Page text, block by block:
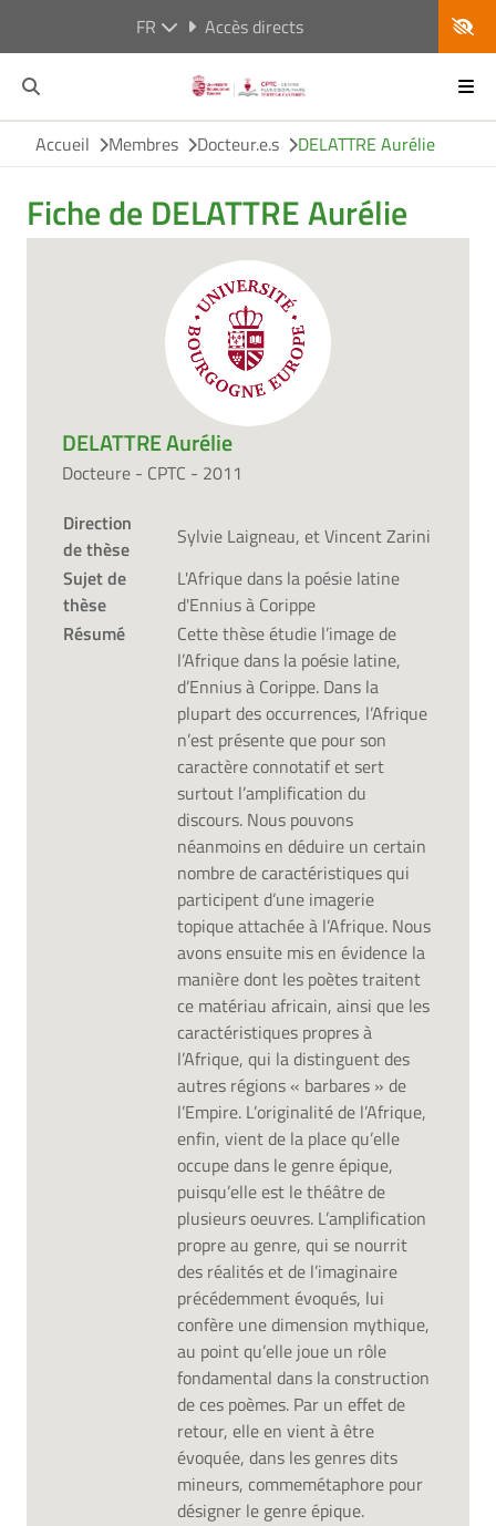
FR Accès directs
Accueil Membres Docteur.e.s DELATTRE Aurélie
Fiche de DELATTRE Aurélie
DELATTRE Aurélie
Docteure - CPTC - 2011
Direction
de thèse
Sylvie Laigneau, et Vincent Zarini
Sujet de
thèse
L'Afrique dans la poésie latine
d'Ennius à Corippe
Résumé
Cette thèse étudie l’image de
l’Afrique dans la poésie latine,
d’Ennius à Corippe. Dans la
plupart des occurrences, l’Afrique
n’est présente que pour son
caractère connotatif et sert
surtout l’amplification du
discours. Nous pouvons
néanmoins en déduire un certain
nombre de caractéristiques qui
participent d’une imagerie
topique attachée à l’Afrique. Nous
avons ensuite mis en évidence la
manière dont les poètes traitent
ce matériau africain, ainsi que les
caractéristiques propres à
l’Afrique, qui la distinguent des
autres régions « barbares » de
l’Empire. L’originalité de l’Afrique,
enfin, vient de la place qu’elle
occupe dans le genre épique,
puisqu’elle est le théâtre de
plusieurs oeuvres. L’amplification
propre au genre, qui se nourrit
des réalités et de l’imaginaire
précédemment évoqués, lui
confère une dimension mythique,
au point qu’elle joue un rôle
fondamental dans la construction
de ces poèmes. Par un effet de
retour, elle en vient à être
évoquée, dans les genres dits
mineurs, commemétaphore pour
désigner le genre épique.